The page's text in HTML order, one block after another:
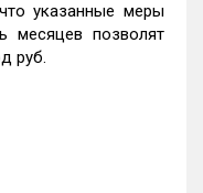
указанные меры
месяцев позволят
руб.